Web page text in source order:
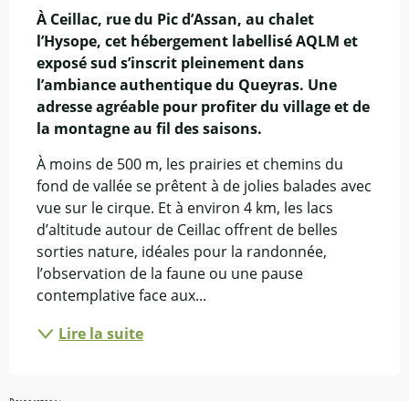
À Ceillac, rue du Pic d’Assan, au chalet
l’Hysope, cet hébergement labellisé AQLM et
exposé sud s’inscrit pleinement dans
l’ambiance authentique du Queyras. Une
adresse agréable pour profiter du village et de
la montagne au fil des saisons.
À moins de 500 m, les prairies et chemins du
fond de vallée se prêtent à de jolies balades avec
vue sur le cirque. Et à environ 4 km, les lacs
d’altitude autour de Ceillac offrent de belles
sorties nature, idéales pour la randonnée,
l’observation de la faune ou une pause
contemplative face aux...
Lire la suite